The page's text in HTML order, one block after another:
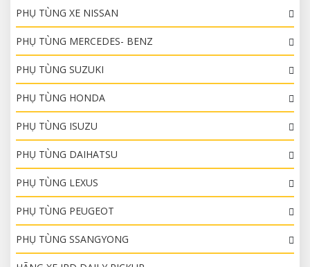
PHỤ TÙNG XE NISSAN
PHỤ TÙNG MERCEDES- BENZ
PHỤ TÙNG SUZUKI
PHỤ TÙNG HONDA
PHỤ TÙNG ISUZU
PHỤ TÙNG DAIHATSU
PHỤ TÙNG LEXUS
PHỤ TÙNG PEUGEOT
PHỤ TÙNG SSANGYONG